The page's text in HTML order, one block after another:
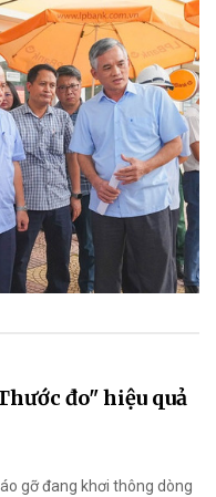
đo" hiệu quả
gỡ đang khơi thông dòng